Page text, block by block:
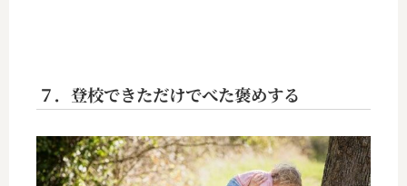
７．登校できただけでべた褒めする